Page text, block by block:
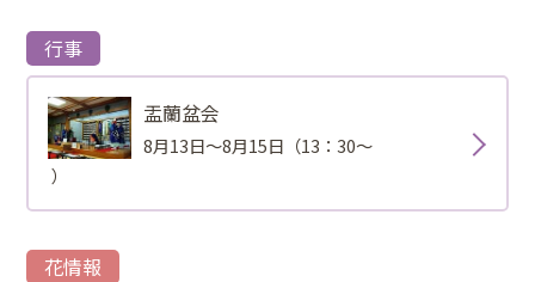
行事
盂蘭盆会
8月13日～8月15日（13：30～
）
花情報